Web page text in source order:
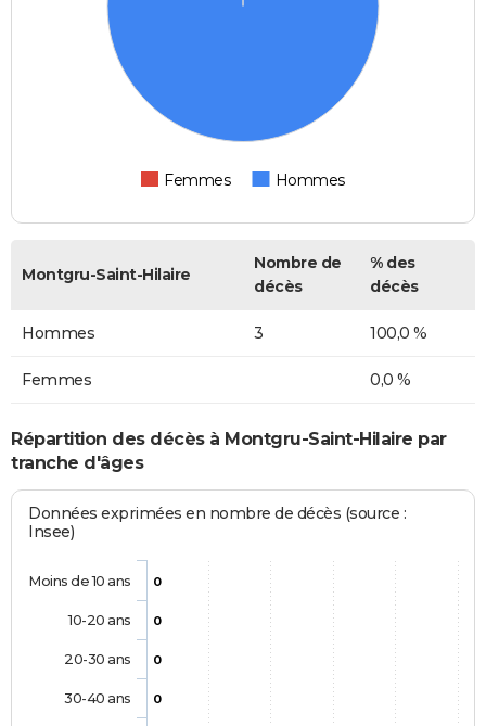
Femmes Hommes
Montgru-Saint-Hilaire
Nombre de
décès
% des
décès
Hommes 3 100,0 %
Femmes 0,0 %
Répartition des décès à Montgru-Saint-Hilaire par
tranche d'âges
Données exprimées en nombre de décès (source :
Insee)
0
0
0
0
Moins de 10 ans
10-20 ans
20-30 ans
30-40 ans